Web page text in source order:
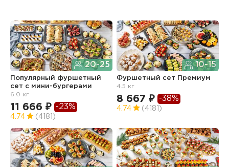
20-25
Популярный фуршетный
сет c мини-бургерами
6.0 кг
11 666 ₽ -23%
4.74 (4181)
10-15
Фуршетный сет Премиум
4.5 кг
8 667 ₽ -38%
4.74 (4181)